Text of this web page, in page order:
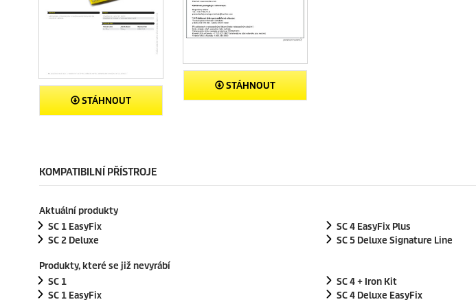
STÁHNOUT
STÁHNOUT
KOMPATIBILNÍ PŘÍSTROJE
Aktuální produkty
SC 1 EasyFix
SC 2 Deluxe
SC 4 EasyFix Plus
SC 5 Deluxe Signature Line
Produkty, které se již nevyrábí
SC 1
SC 1 EasyFix
SC 4 + Iron Kit
SC 4 Deluxe EasyFix